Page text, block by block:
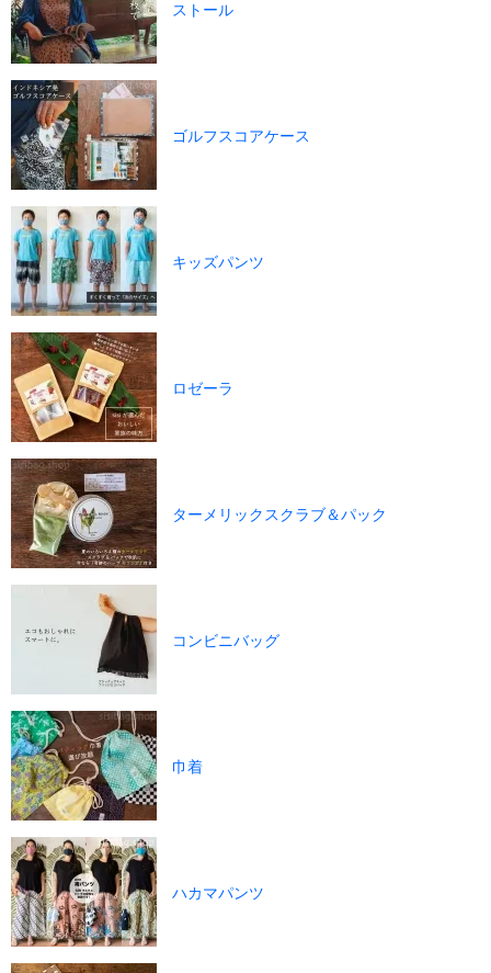
ストール
ゴルフスコアケース
キッズパンツ
ロゼーラ
ターメリックスクラブ＆パック
コンビニバッグ
巾着
ハカマパンツ